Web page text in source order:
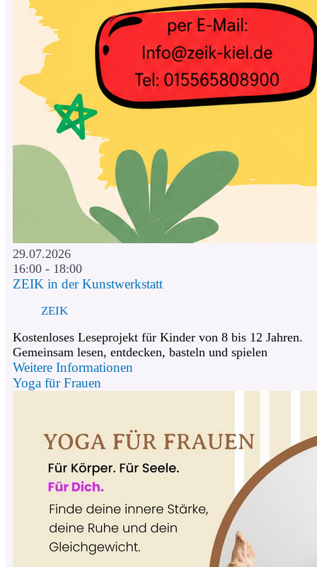
29.07.2026
16:00 - 18:00
ZEIK in der Kunstwerkstatt
ZEIK
Kostenloses Leseprojekt für Kinder von 8 bis 12 Jahren.
Gemeinsam lesen, entdecken, basteln und spielen
Weitere Informationen
Yoga für Frauen